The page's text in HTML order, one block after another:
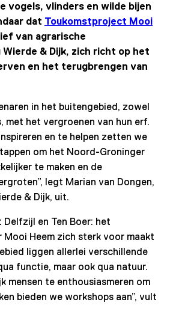
vogels, vlinders en wilde bijen
dat Toukomstproject Mooi
van agrarische
& Dijk, zich richt op het
en het terugbrengen van
in het buitengebied, zowel
met het vergroenen van hun erf.
en te helpen zetten we
om het Noord-Groninger
te maken en de
legt Marian van Dongen,
& Dijk, uit.
en Ten Boer: het
Mooi Heem zich sterk voor maakt
liggen allerlei verschillende
functie, maar ook qua natuur.
mensen te enthousiasmeren om
bieden we workshops aan”, vult